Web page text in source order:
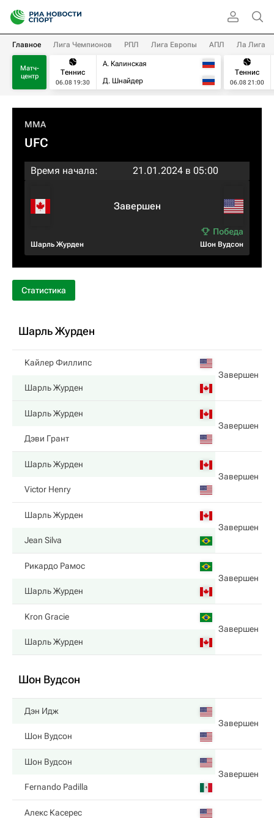
Главное Лига Чемпионов РПЛ Лига Европы АПЛ Ла Лига
Матч-
центр
Теннис
06.08 19:30
А. Калинская
Д. Шнайдер
Теннис
06.08 21:00
MMA
UFC
Время начала: 21.01.2024 в 05:00
Шарль Журден
Завершен
Шон Вудсон
Статистика
Шарль Журден
Кайлер Филлипс
Завершен
Шарль Журден
Шарль Журден
Завершен
Дэви Грант
Шарль Журден
Завершен
Victor Henry
Шарль Журден
Завершен
Jean Silva
Рикардо Рамос
Завершен
Шарль Журден
Kron Gracie
Завершен
Шарль Журден
Шон Вудсон
Дэн Идж
Завершен
Шон Вудсон
Шон Вудсон
Завершен
Fernando Padilla
Алекс Касерес